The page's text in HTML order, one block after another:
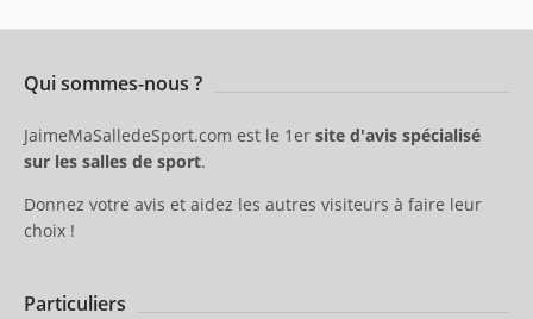
Qui sommes-nous ?
JaimeMaSalledeSport.com est le 1er site d'avis spécialisé
sur les salles de sport.
Donnez votre avis et aidez les autres visiteurs à faire leur
choix !
Particuliers